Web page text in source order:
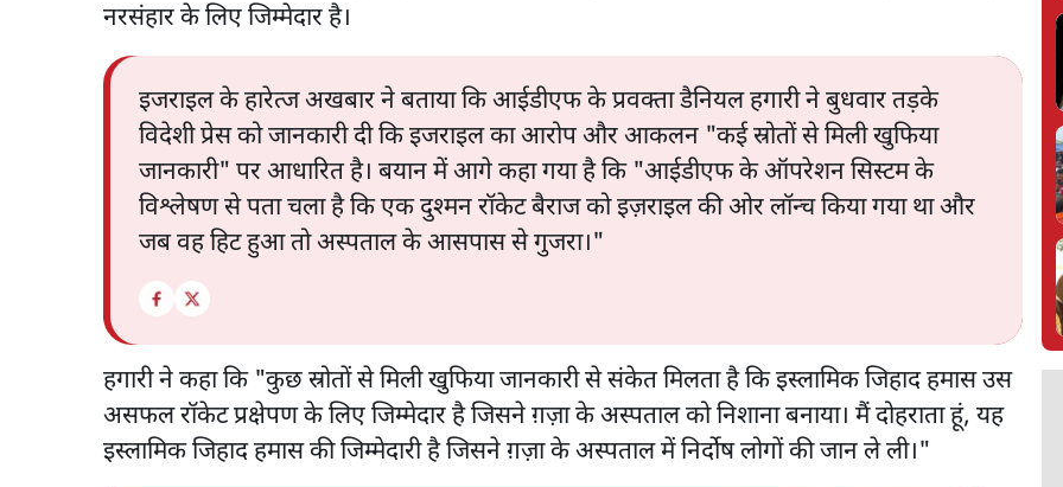
नरसंहार के लिए जिम्मेदार है।
इजराइल के हारेत्ज अखबार ने बताया कि आईडीएफ के प्रवक्ता डैनियल हगारी ने बुधवार तड़के
विदेशी प्रेस को जानकारी दी कि इजराइल का आरोप और आकलन "कई स्रोतों से मिली खुफिया
जानकारी" पर आधारित है। बयान में आगे कहा गया है कि "आईडीएफ के ऑपरेशन सिस्टम के
विश्लेषण से पता चला है कि एक दुश्मन रॉकेट बैराज को इज़राइल की ओर लॉन्च किया गया था और
जब वह हिट हुआ तो अस्पताल के आसपास से गुजरा।"
हगारी ने कहा कि "कुछ स्रोतों से मिली खुफिया जानकारी से संकेत मिलता है कि इस्लामिक जिहाद हमास उस
असफल रॉकेट प्रक्षेपण के लिए जिम्मेदार है जिसने ग़ज़ा के अस्पताल को निशाना बनाया। मैं दोहराता हूं, यह
इस्लामिक जिहाद हमास की जिम्मेदारी है जिसने ग़ज़ा के अस्पताल में निर्दोष लोगों की जान ले ली।"